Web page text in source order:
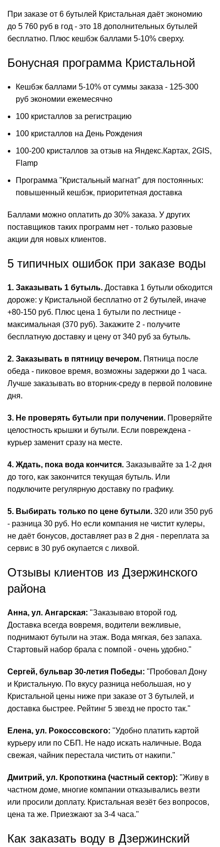
При заказе от 6 бутылей Кристальная даёт экономию
до 5 760 руб в год - это 18 дополнительных бутылей
бесплатно. Плюс кешбэк баллами 5-10% сверху.
Бонусная программа Кристальной
Кешбэк баллами 5-10% от суммы заказа - 125-300
руб экономии ежемесячно
100 кристаллов за регистрацию
100 кристаллов на День Рождения
100-200 кристаллов за отзыв на Яндекс.Картах, 2GIS,
Flamp
Программа "Кристальный магнат" для постоянных:
повышенный кешбэк, приоритетная доставка
Баллами можно оплатить до 30% заказа. У других
поставщиков таких программ нет - только разовые
акции для новых клиентов.
5 типичных ошибок при заказе воды
1. Заказывать 1 бутыль. Доставка 1 бутыли обходится
дороже: у Кристальной бесплатно от 2 бутылей, иначе
+80-150 руб. Плюс цена 1 бутыли по лестнице -
максимальная (370 руб). Закажите 2 - получите
бесплатную доставку и цену от 340 руб за бутыль.
2. Заказывать в пятницу вечером. Пятница после
обеда - пиковое время, возможны задержки до 1 часа.
Лучше заказывать во вторник-среду в первой половине
дня.
3. Не проверять бутыли при получении. Проверяйте
целостность крышки и бутыли. Если повреждена -
курьер заменит сразу на месте.
4. Ждать, пока вода кончится. Заказывайте за 1-2 дня
до того, как закончится текущая бутыль. Или
подключите регулярную доставку по графику.
5. Выбирать только по цене бутыли. 320 или 350 руб
- разница 30 руб. Но если компания не чистит кулеры,
не даёт бонусов, доставляет раз в 2 дня - переплата за
сервис в 30 руб окупается с лихвой.
Отзывы клиентов из Дзержинского
района
Анна, ул. Ангарская: "Заказываю второй год.
Доставка всегда вовремя, водители вежливые,
поднимают бутыли на этаж. Вода мягкая, без запаха.
Стартовый набор брала с помпой - очень удобно."
Сергей, бульвар 30-летия Победы: "Пробовал Дону
и Кристальную. По вкусу разница небольшая, но у
Кристальной цены ниже при заказе от 3 бутылей, и
доставка быстрее. Рейтинг 5 звезд не просто так."
Елена, ул. Рокоссовского: "Удобно платить картой
курьеру или по СБП. Не надо искать наличные. Вода
свежая, чайник перестала чистить от накипи."
Дмитрий, ул. Кропоткина (частный сектор): "Живу в
частном доме, многие компании отказывались везти
или просили доплату. Кристальная везёт без вопросов,
цена та же. Приезжают за 3-4 часа."
Как заказать воду в Дзержинский